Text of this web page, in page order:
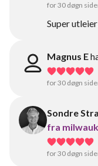
for 30 døgn
Super
Magnus E
for 30 døgn
Sondre
fra
for 30 døgn